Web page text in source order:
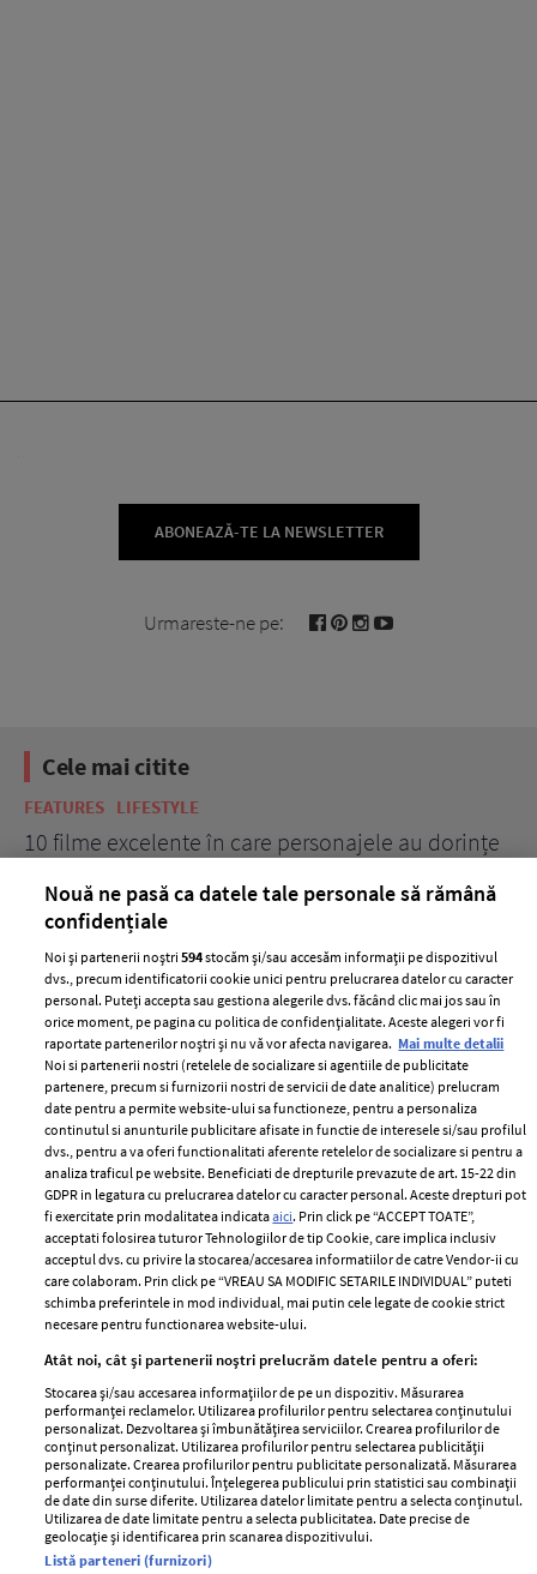
ABONEAZĂ-TE LA NEWSLETTER
Urmareste-ne pe:
Cele mai citite
FEATURES LIFESTYLE
10 filme excelente în care personajele au dorințe
ELLE Style Awards
2024
Despre ELLE
Romania
Contact
Abonamente
Termeni si conditii
Politica de
confidențialitate
Politica de cookies
Publicitate
GSP
Unica
Baby
Retete
femei
Viva
Avantaje
Retete practice
Pariază responsabil! Decizia ONJN nr. 821/25.09.2025.
Nouă ne pasă ca datele tale personale să rămână
confidențiale
Noi și partenerii noștri594stocăm și/sau accesăm informații pe dispozitivul
dvs., precum identificatorii cookie unici pentru prelucrarea datelor cu caracter
personal. Puteți accepta sau gestiona alegerile dvs. făcând clic mai jos sau în
orice moment, pe pagina cu politica de confidențialitate. Aceste alegeri vor fi
raportate partenerilor noștri și nu vă vor afecta navigarea. Mai multe detalii
Noi si partenerii nostri (retelele de socializare si agentiile de publicitate
partenere, precum si furnizorii nostri de servicii de date analitice) prelucram
date pentru a permite website-ului sa functioneze, pentru a personaliza
continutul si anunturile publicitare afisate in functie de interesele si/sau profilul
dvs., pentru a va oferi functionalitati aferente retelelor de socializare si pentru a
analiza traficul pe website. Beneficiati de drepturile prevazute de art. 15-22 din
GDPR in legatura cu prelucrarea datelor cu caracter personal. Aceste drepturi pot
fi exercitate prin modalitatea indicataaici. Prin click pe “ACCEPT TOATE”,
acceptati folosirea tuturor Tehnologiilor de tip Cookie, care implica inclusiv
acceptul dvs. cu privire la stocarea/accesarea informatiilor de catre Vendor-ii cu
care colaboram. Prin click pe “VREAU SA MODIFIC SETARILE INDIVIDUAL” puteti
schimba preferintele in mod individual, mai putin cele legate de cookie strict
necesare pentru functionarea website-ului.
Atât noi, cât și partenerii noștri prelucrăm datele pentru a oferi:
Stocarea și/sau accesarea informațiilor de pe un dispozitiv. Măsurarea
performanței reclamelor. Utilizarea profilurilor pentru selectarea conținutului
personalizat. Dezvoltarea și îmbunătățirea serviciilor. Crearea profilurilor de
conținut personalizat. Utilizarea profilurilor pentru selectarea publicității
personalizate. Crearea profilurilor pentru publicitate personalizată. Măsurarea
performanței conținutului. Înțelegerea publicului prin statistici sau combinații
de date din surse diferite. Utilizarea datelor limitate pentru a selecta conținutul.
Utilizarea de date limitate pentru a selecta publicitatea. Date precise de
geolocație și identificarea prin scanarea dispozitivului.
Listă parteneri (furnizori)